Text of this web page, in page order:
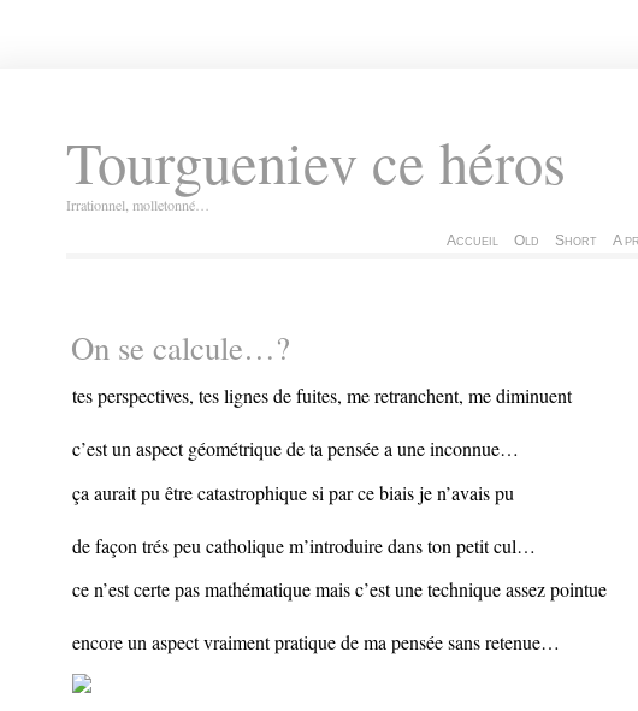
Tourgueniev ce héros
Irrationnel, molletonné…
Accueil Old Short A
On se calcule…?
tes perspectives, tes lignes de fuites, me retranchent, me diminuent
c’est un aspect géométrique de ta pensée a une inconnue…
ça aurait pu être catastrophique si par ce biais je n’avais pu
de façon trés peu catholique m’introduire dans ton petit cul…
ce n’est certe pas mathématique mais c’est une technique assez pointue
encore un aspect vraiment pratique de ma pensée sans retenue…